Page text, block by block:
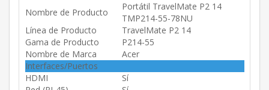
Nombre de Producto
Portátil TravelMate P2 14
TMP214-55-78NU
Línea de Producto
TravelMate P2 14
Gama de Producto
P214-55
Nombre de Marca
Acer
Interfaces/Puertos
HDMI
Sí